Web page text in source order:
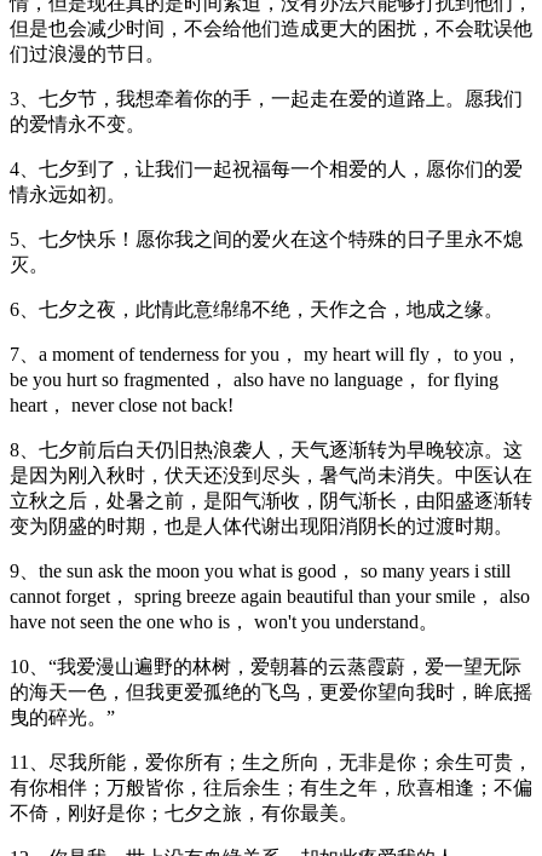
但是也会减少时间，不会给他们造成更大的困扰，不会耽误他
们过浪漫的节日。
3、七夕节，我想牵着你的手，一起走在爱的道路上。愿我们
的爱情永不变。
4、七夕到了，让我们一起祝福每一个相爱的人，愿你们的爱
情永远如初。
5、七夕快乐！愿你我之间的爱火在这个特殊的日子里永不熄
灭。
6、七夕之夜，此情此意绵绵不绝，天作之合，地成之缘。
7、a moment of tenderness for you， my heart will fly， to you，
be you hurt so fragmented， also have no language， for flying
heart， never close not back!
8、七夕前后白天仍旧热浪袭人，天气逐渐转为早晚较凉。这
是因为刚入秋时，伏天还没到尽头，暑气尚未消失。中医认在
立秋之后，处暑之前，是阳气渐收，阴气渐长，由阳盛逐渐转
变为阴盛的时期，也是人体代谢出现阳消阴长的过渡时期。
9、the sun ask the moon you what is good， so many years i still
cannot forget， spring breeze again beautiful than your smile， also
have not seen the one who is， won't you understand。
10、“我爱漫山遍野的林树，爱朝暮的云蒸霞蔚，爱一望无际
的海天一色，但我更爱孤绝的飞鸟，更爱你望向我时，眸底摇
曳的碎光。”
11、尽我所能，爱你所有；生之所向，无非是你；余生可贵，
有你相伴；万般皆你，往后余生；有生之年，欣喜相逢；不偏
不倚，刚好是你；七夕之旅，有你最美。